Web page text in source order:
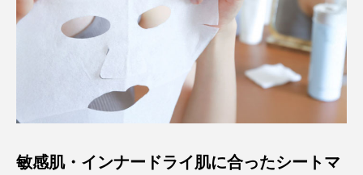
敏感肌・インナードライ肌に合ったシートマ